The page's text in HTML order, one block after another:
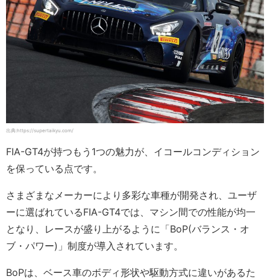
出典:https://supertaikyu.com/
FIA-GT4が持つもう1つの魅力が、イコールコンディション
を保っている点です。
さまざまなメーカーにより多彩な車種が開発され、ユーザ
ーに選ばれているFIA-GT4では、マシン間での性能が均一
となり、レースが盛り上がるように「BoP(バランス・オ
ブ・パワー)」制度が導入されています。
BoPは、ベース車のボディ形状や駆動方式に違いがあるた